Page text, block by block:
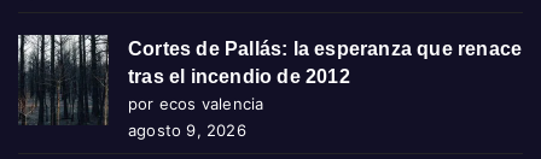
Cortes de Pallás: la esperanza que renace
tras el incendio de 2012
por ecos valencia
agosto 9, 2026